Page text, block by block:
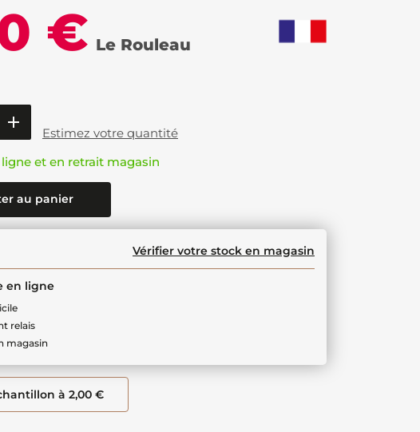
€ Le Rouleau
Estimez votre quantité
et en retrait magasin
au panier
Vérifier votre stock en magasin
en ligne
relais
magasin
à 2,00 €